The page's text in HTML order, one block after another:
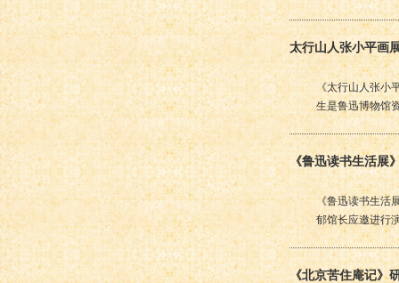
太行山人张小平画
《太行山人张小
生是鲁迅博物馆
《鲁迅读书生活展
《鲁迅读书生活
郁馆长应邀进行
《北京苦住庵记》